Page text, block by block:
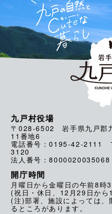
九戸村役場
〒028-6502 岩手県九戸郡
11番地6
電話番号：0195-42-2111
3120
法人番号：8000020035068
開庁時間
月曜日から金曜日の午前8時
(祝日・休日、12月29日から
(注)部署、施設によっては、
るところがあります。